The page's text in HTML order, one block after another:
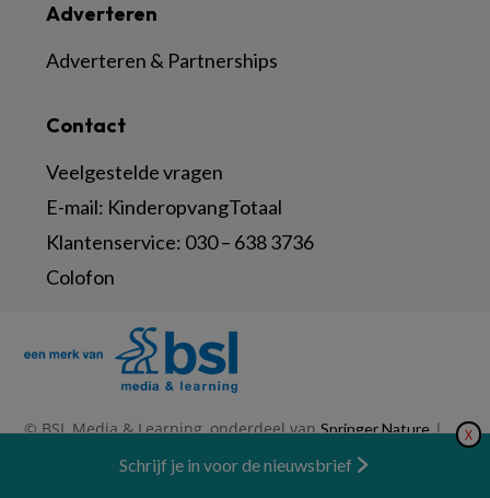
Contact
Veelgestelde vragen
E-mail: KinderopvangTotaal
Klantenservice: 030 – 638 3736
Colofon
Adverteren
Adverteren & Partnerships
© BSL Media & Learning, onderdeel vanSpringer Nature| X
Schrijf je in voor de nieuwsbrief
Nieuwsbrief Abonneren